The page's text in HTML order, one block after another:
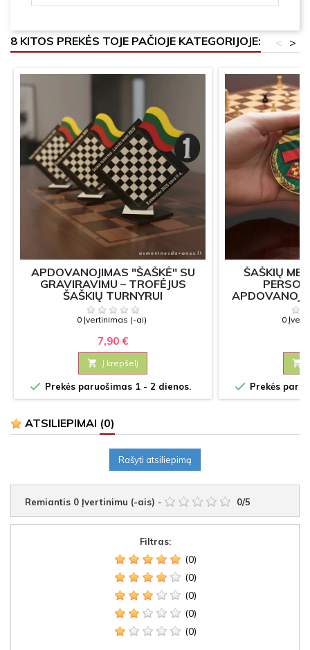
8 KITOS PREKĖS TOJE PAČIOJE KATEGORIJOJE: >
<
APDOVANOJIMAS "ŠAŠKĖ" SU
GRAVIRAVIMU – TROFĖJUS
ŠAŠKIŲ TURNYRUI
0 Įvertinimas (-ai)
7,90 €
 Į krepšelį
 Prekės paruošimas 1 - 2 dienos.
ŠAŠKIŲ
0

 Prekės
ATSILIEPIMAI (0)
Rašyti atsiliepimą
Remiantis 0 Įvertinimu (-ais) - 0/5
Filtras:
(0)
(0)
(0)
(0)
(0)